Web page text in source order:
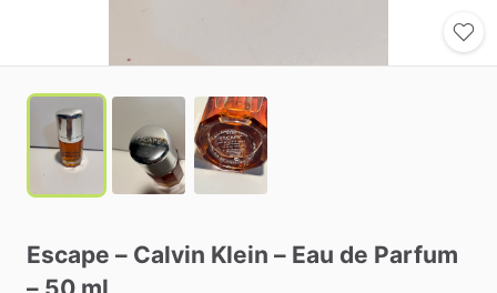
Escape – Calvin Klein – Eau de Parfum